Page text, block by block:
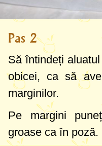
Pas 2
Să întindeți
obicei, ca să
marginilor.
Pe margini
groase ca în poză.